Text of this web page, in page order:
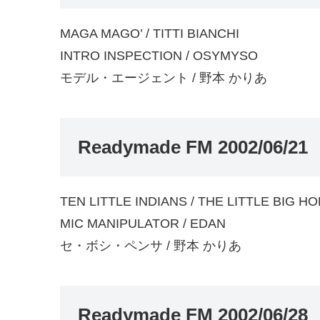
MAGA MAGO’ / TITTI BIANCHI
INTRO INSPECTION / OSYMYSO
モデル・エージェント / 野本 かりあ
Readymade FM 2002/06/21
TEN LITTLE INDIANS / THE LITTLE BIG
MIC MANIPULATOR / EDAN
セ・ボシ・ペンサ / 野本 かりあ
Readymade FM 2002/06/28